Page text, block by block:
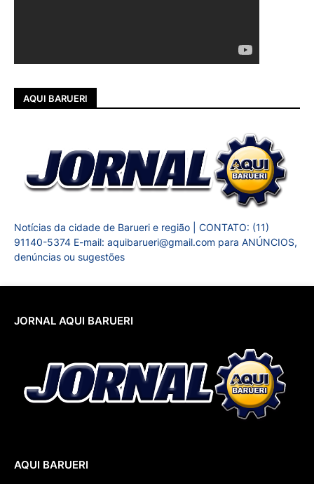
AQUI BARUERI
Notícias da cidade de Barueri e região | CONTATO: (11)
91140-5374 E-mail: aquibarueri@gmail.com para ANÚNCIOS,
denúncias ou sugestões
JORNAL AQUI BARUERI
AQUI BARUERI